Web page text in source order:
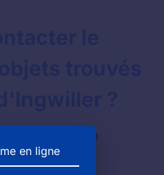
03 88 89 47 20
en ligne